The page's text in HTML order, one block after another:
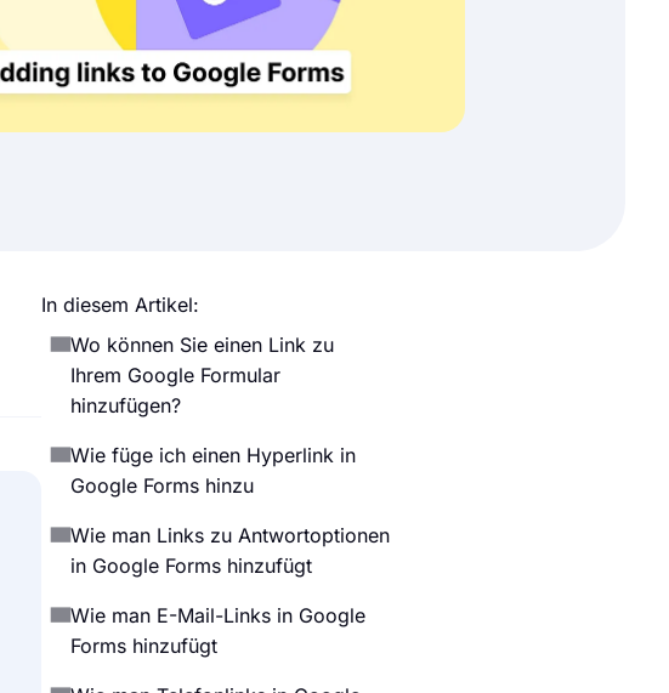
In diesem Artikel:
Wo können Sie einen Link zu
Ihrem Google Formular
hinzufügen?
Wie füge ich einen Hyperlink in
Google Forms hinzu
Wie man Links zu Antwortoptionen
in Google Forms hinzufügt
Wie man E-Mail-Links in Google
Forms hinzufügt